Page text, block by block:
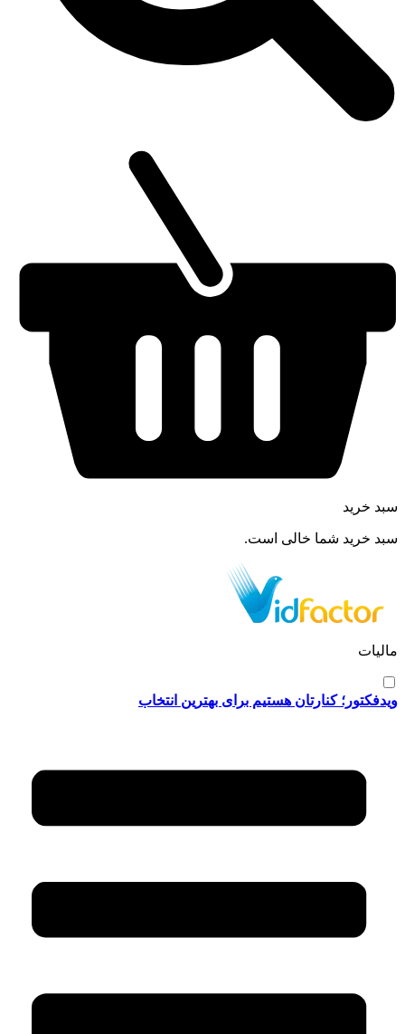
سبد خرید
سبد خرید شما خالی است.
مالیات
ویدفکتور؛ کنارتان هستیم برای بهترین انتخاب